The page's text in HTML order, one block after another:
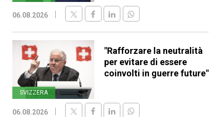
06.08.2026
SVIZZERA
"Rafforzare la neutralità
per evitare di essere
coinvolti in guerre future"
06.08.2026